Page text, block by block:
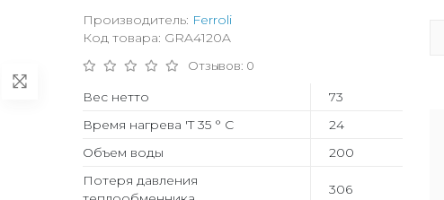
Производитель: Ferroli
Код товара: GRA4120A
Отзывов: 0
Вес нетто
73
Время нагрева 'T 35 ° C
24
Объем воды
200
Потеря давления
306